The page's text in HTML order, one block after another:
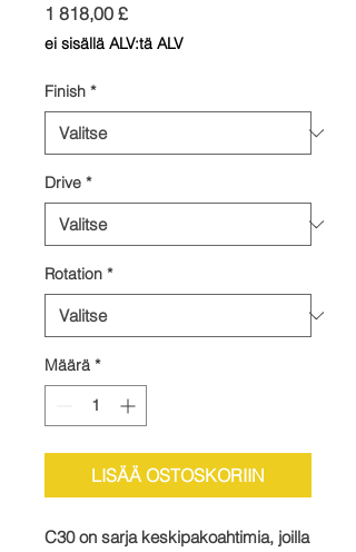
1 818,00 £Hinta
ei sisällä ALV:tä ALV
Finish *
Drive *
Rotation *
Määrä *
LISÄÄ OSTOSKORIIN
C30 on sarja keskipakoahtimia, joilla